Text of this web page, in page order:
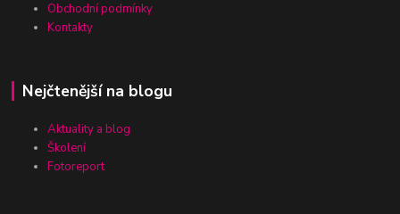
Obchodní podmínky
Kontakty
Nejčtenější na blogu
Aktuality a blog
Školení
Fotoreport